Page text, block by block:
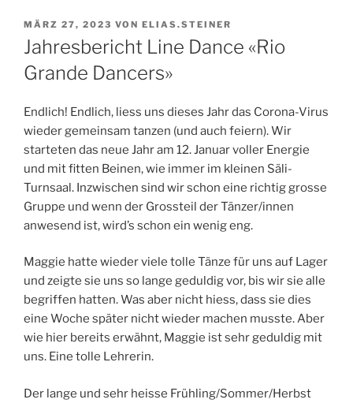
VERÖFFENTLICHT
AM
MÄRZ 27, 2023 VON ELIAS.STEINER
Jahresbericht Line Dance «Rio
Grande Dancers»
Endlich! Endlich, liess uns dieses Jahr das Corona-Virus
wieder gemeinsam tanzen (und auch feiern). Wir
starteten das neue Jahr am 12. Januar voller Energie
und mit fitten Beinen, wie immer im kleinen Säli-
Turnsaal. Inzwischen sind wir schon eine richtig grosse
Gruppe und wenn der Grossteil der Tänzer/innen
anwesend ist, wird’s schon ein wenig eng.
Maggie hatte wieder viele tolle Tänze für uns auf Lager
und zeigte sie uns so lange geduldig vor, bis wir sie alle
begriffen hatten. Was aber nicht hiess, dass sie dies
eine Woche später nicht wieder machen musste. Aber
wie hier bereits erwähnt, Maggie ist sehr geduldig mit
uns. Eine tolle Lehrerin.
Der lange und sehr heisse Frühling/Sommer/Herbst